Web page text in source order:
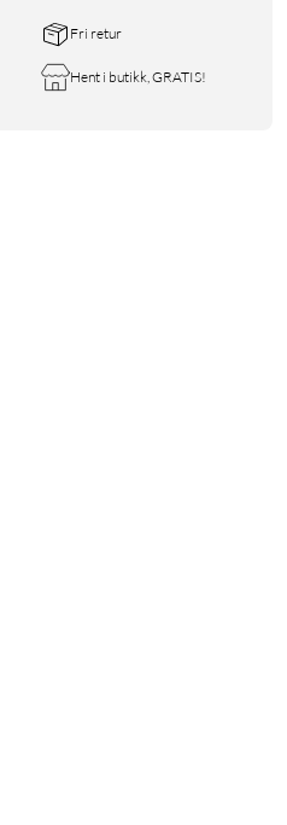
Fri retur
Hent i butikk, GRATIS!